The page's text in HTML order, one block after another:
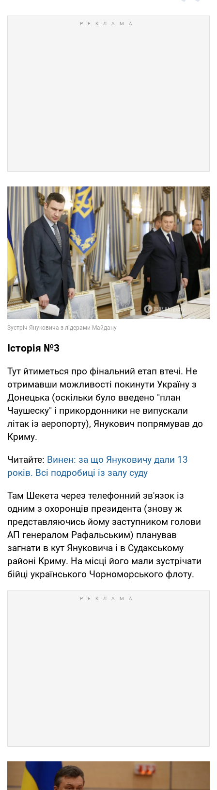
Історія №3
Тут йтиметься про фінальний етап втечі. Не
отримавши можливості покинути Україну з
Донецька (оскільки було введено "план
Чаушеску" і прикордонники не випускали
літак із аеропорту), Янукович попрямував до
Криму.
Читайте: Винен: за що Януковичу дали 13
років. Всі подробиці із залу суду
Там Шекета через телефонний зв'язок із
одним з охоронців президента (знову ж
представляючись йому заступником голови
АП генералом Рафальським) планував
загнати в кут Януковича і в Судакському
районі Криму. На місці його мали зустрічати
бійці українського Чорноморського флоту.